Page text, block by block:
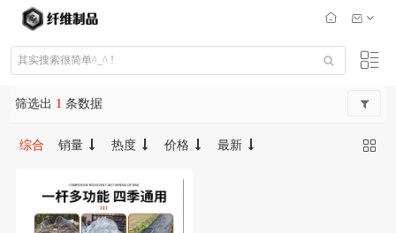
筛选出 1 条数据
综合 销量 热度 价格 最新